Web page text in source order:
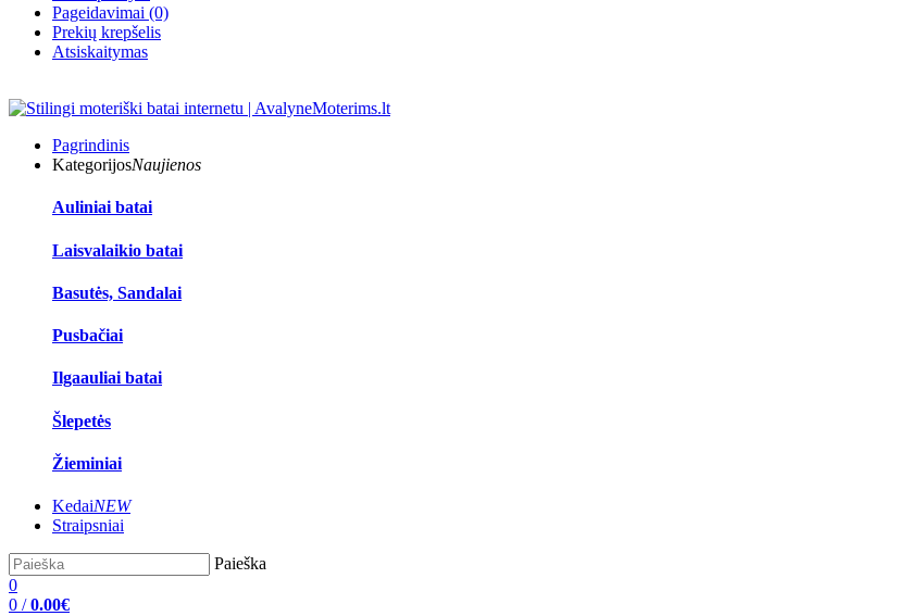
Pageidavimai (0)
Prekių krepšelis
Atsiskaitymas
Pagrindinis
KategorijosNaujienos
Auliniai batai
Laisvalaikio batai
Basutės, Sandalai
Pusbačiai
Ilgaauliai batai
Šlepetės
Žieminiai
KedaiNEW
Straipsniai
Paieška
0
0 / 0.00€